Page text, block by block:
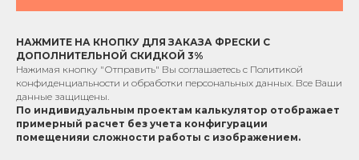
НАЖМИТЕ НА КНОПКУ ДЛЯ ЗАКАЗА ФРЕСКИ С
ДОПОЛНИТЕЛЬНОЙ СКИДКОЙ 3%
Нажимая кнопку "Отправить" Вы соглашаетесь с Политикой
конфиденциальности и обработки персональных данных. Все Ваши
данные защищены.
По индивидуальным проектам калькулятор отображает
примерный расчет без учета конфигурации
помещенияи сложности работы с изображением.